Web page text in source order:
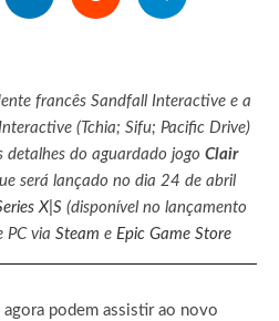
francês Sandfall Interactive e a
(Tchia; Sifu; Pacific Drive)
detalhes do aguardado jogo Clair
será lançado no dia 24 de abril
X|S(disponível no lançamento
PC via Steam e Epic Game Store
podem assistir ao novo